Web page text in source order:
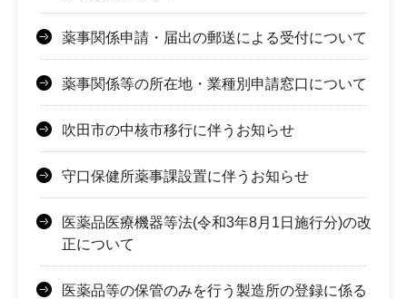
薬事関係申請・届出の郵送による受付について
薬事関係等の所在地・業種別申請窓口について
吹田市の中核市移行に伴うお知らせ
守口保健所薬事課設置に伴うお知らせ
医薬品医療機器等法(令和3年8月1日施行分)の改
正について
医薬品等の保管のみを行う製造所の登録に係る